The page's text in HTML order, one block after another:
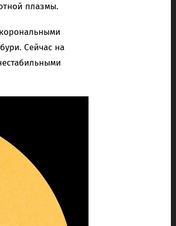
плазмы.
Сейчас на